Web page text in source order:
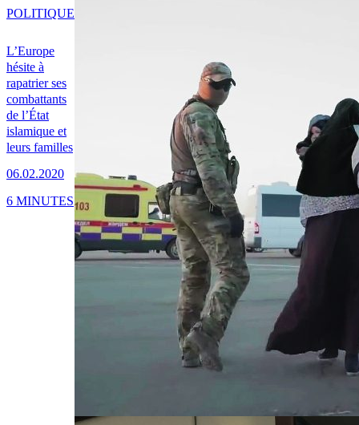
L’Europe
hésite à
rapatrier ses
combattants
de l’État
islamique et
leurs familles
06.02.2020
POLITIQUE
6 MINUTES